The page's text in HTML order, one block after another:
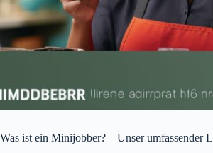
Was ist ein Minijobber? – Unser umfassender